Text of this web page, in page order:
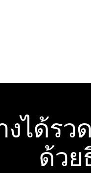
งได้ร
ด้วย